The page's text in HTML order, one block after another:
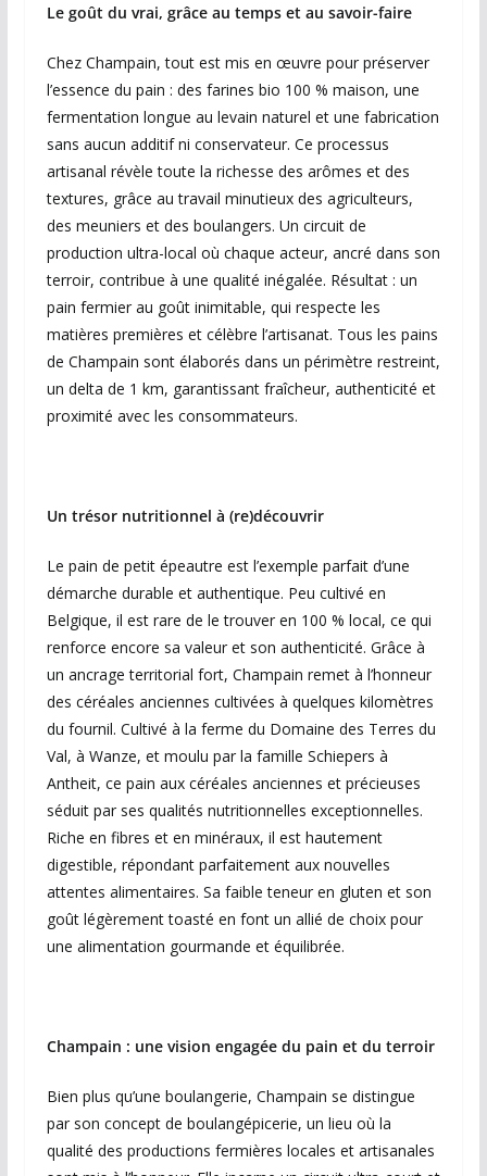
Le goût du vrai, grâce au temps et au savoir-faire
Chez Champain, tout est mis en œuvre pour préserver
l’essence du pain : des farines bio 100 % maison, une
fermentation longue au levain naturel et une fabrication
sans aucun additif ni conservateur. Ce processus
artisanal révèle toute la richesse des arômes et des
textures, grâce au travail minutieux des agriculteurs,
des meuniers et des boulangers. Un circuit de
production ultra-local où chaque acteur, ancré dans son
terroir, contribue à une qualité inégalée. Résultat : un
pain fermier au goût inimitable, qui respecte les
matières premières et célèbre l’artisanat. Tous les pains
de Champain sont élaborés dans un périmètre restreint,
un delta de 1 km, garantissant fraîcheur, authenticité et
proximité avec les consommateurs.
Un trésor nutritionnel à (re)découvrir
Le pain de petit épeautre est l’exemple parfait d’une
démarche durable et authentique. Peu cultivé en
Belgique, il est rare de le trouver en 100 % local, ce qui
renforce encore sa valeur et son authenticité. Grâce à
un ancrage territorial fort, Champain remet à l’honneur
des céréales anciennes cultivées à quelques kilomètres
du fournil. Cultivé à la ferme du Domaine des Terres du
Val, à Wanze, et moulu par la famille Schiepers à
Antheit, ce pain aux céréales anciennes et précieuses
séduit par ses qualités nutritionnelles exceptionnelles.
Riche en fibres et en minéraux, il est hautement
digestible, répondant parfaitement aux nouvelles
attentes alimentaires. Sa faible teneur en gluten et son
goût légèrement toasté en font un allié de choix pour
une alimentation gourmande et équilibrée.
Champain : une vision engagée du pain et du terroir
Bien plus qu’une boulangerie, Champain se distingue
par son concept de boulangépicerie, un lieu où la
qualité des productions fermières locales et artisanales